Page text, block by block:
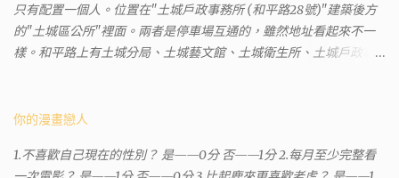
只有配置一個人。位置在"土城戶政事務所 (和平路28號)"建築後方
的"土城區公所"裡面。兩者是停車場互通的，雖然地址看起來不一
樣。和平路上有土城分局、土城藝文館、土城衛生所、土城戶政事
沒有正式的地政事務所，只有地政小而美工作站 ，也已經能處理大
到以後還真嚇了一跳，這一看就有問題。要是我拿著那不被承認、
你的漫畫戀人
1.不喜歡自己現在的性別？ 是——0分 否——1分 2.每月至少完整看